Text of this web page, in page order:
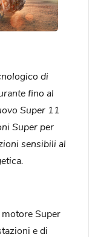
di
fino al
Super 11
Super per
sensibili al
motore Super
e di